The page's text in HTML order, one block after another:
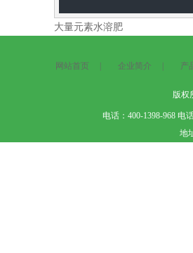
大量元素水溶肥
网站首页 企业简介 产
版权
电话：400-1398-968
地